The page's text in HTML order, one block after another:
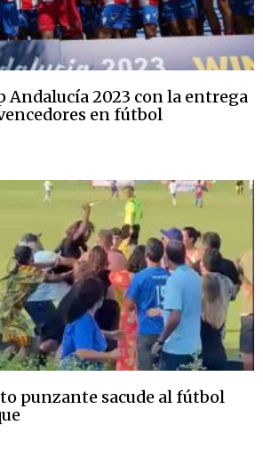
Andalucía 2023 con la entrega
en fútbol
punzante sacude al fútbol